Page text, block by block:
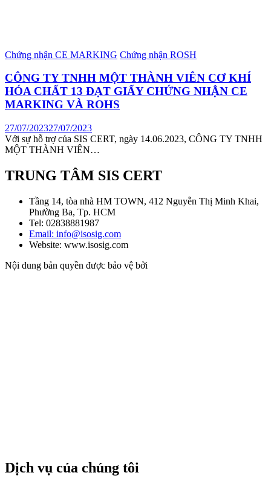
Chứng nhận CE MARKING Chứng nhận ROSH
CÔNG TY TNHH MỘT THÀNH VIÊN CƠ KHÍ
HÓA CHẤT 13 ĐẠT GIẤY CHỨNG NHẬN CE
MARKING VÀ ROHS
27/07/202327/07/2023
Với sự hỗ trợ của SIS CERT, ngày 14.06.2023, CÔNG TY TNHH
MỘT THÀNH VIÊN…
TRUNG TÂM SIS CERT
Tầng 14, tòa nhà HM TOWN, 412 Nguyễn Thị Minh Khai,
Phường Ba, Tp. HCM
Tel: 02838881987
Email: info@isosig.com
Website: www.isosig.com
Nội dung bản quyền được bảo vệ bởi
Dịch vụ của chúng tôi